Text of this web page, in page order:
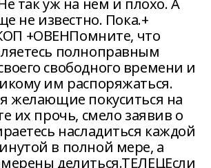
так уж на нем и плохо. А
не известно. Пока.+
+ОВЕНПомните, что
полноправным
свободного времени и
им распоряжаться.
желающие покуситься на
их прочь, смело заявив о
насладиться каждой
в полной мере, а
делиться.ТЕЛЕЦЕсли